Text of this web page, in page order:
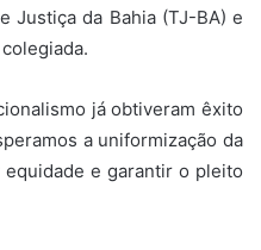
Justiça da Bahia (TJ-BA) e
já obtiveram êxito
a uniformização da
e garantir o pleito